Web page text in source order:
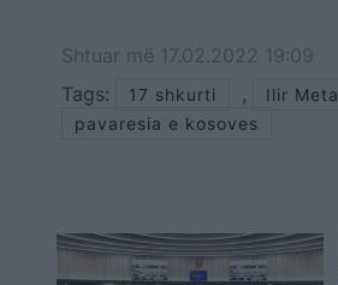
Shtuar më 17.02.2022 19:09
Tags:
17 shkurti , Ilir Meta
pavaresia e kosoves